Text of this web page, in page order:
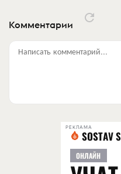
Комментарии
Написать комментарий...
РЕКЛАМА